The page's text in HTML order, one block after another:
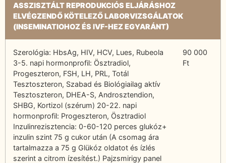
ASSZISZTÁLT REPRODUKCIÓS ELJÁRÁSHOZ
ELVÉGZENDŐ KÖTELEZŐ LABORVIZSGÁLATOK
(INSEMINATIOHOZ ÉS IVF-HEZ EGYARÁNT)
Szerológia: HbsAg, HIV, HCV, Lues, Rubeola
3-5. napi hormonprofil: Ösztradiol,
Progeszteron, FSH, LH, PRL, Totál
Tesztoszteron, Szabad és Biológiailag aktív
Tesztoszteron, DHEA-S, Androsztendion,
SHBG, Kortizol (szérum) 20-22. napi
hormonprofil: Progeszteron, Ösztradiol
Inzulinrezisztencia: 0-60-120 perces glukóz+
inzulin szint 75 g cukor után (A csomag ára
tartalmazza a 75 g Glükóz oldatot és ízlés
szerint a citrom ízesítést.) Pajzsmirigy panel
90 000
Ft